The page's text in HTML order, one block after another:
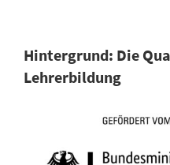
Hintergrund: Die
Lehrerbildung